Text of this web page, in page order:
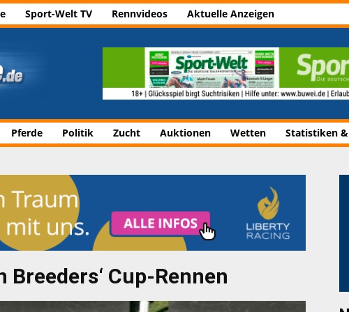
Sport-Welt TV Rennvideos Aktuelle Anzeigen
Pferde Politik Zucht Auktionen Wetten Statistiken
Cup-Rennen